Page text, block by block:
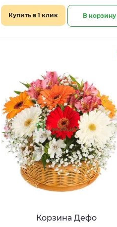
Купить в 1 клик В корзину
Корзина Дефо